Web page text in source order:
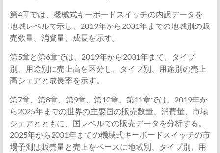
第4章では、機械式キーボードスイッチの内訳データを
地域レベルで示し、2019年から2031年までの地域別の販
売数量、消費量、成長を示す。
第5章と第6章では、2019年から2031年まで、タイプ
別、用途別に売上高を区分し、タイプ別、用途別の売上
高シェアと成長率を示す。
第7章、第8章、第9章、第10章、第11章では、2019年か
ら2025年までの世界の主要国の販売数量、消費量、市場
シェアとともに、国レベルでの販売データを分析する。
2025年から2031年までの機械式キーボードスイッチの市
場予測は販売量と売上をベースに地域別、タイプ別、用